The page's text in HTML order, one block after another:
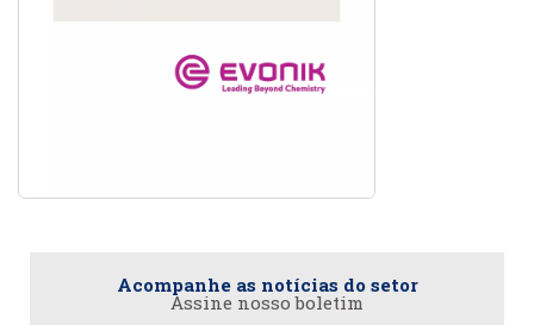
Acompanhe as notícias do setor
Assine nosso boletim